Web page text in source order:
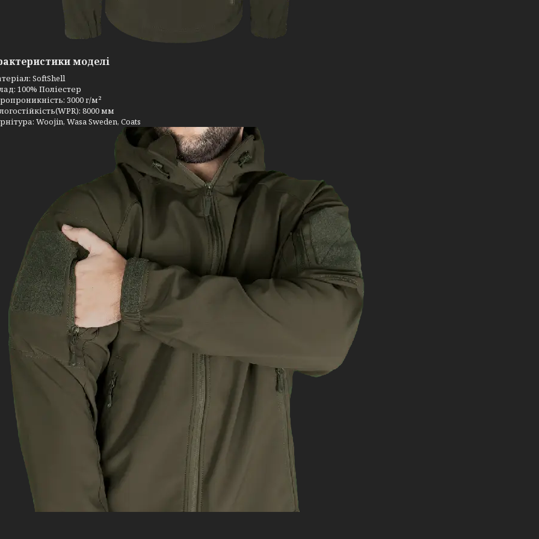
моделі
SoftShell
100% Поліестер
3000 г/м²
8000 мм
Woojin, Wasa Sweden, Coats